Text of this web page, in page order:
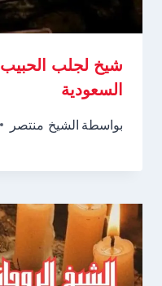
شيخ لجلب
السعودية
بواسطة الشيخ منتصر